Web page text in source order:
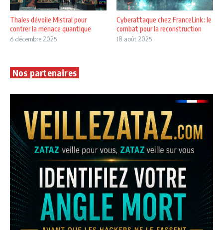
Thales dévoile Mistral pour
contrer la menace quantique
6 décembre 2025
Cyberattaque chez FranceLink : le
combat pour la reconstruction
18 août 2025
Nos partenaires